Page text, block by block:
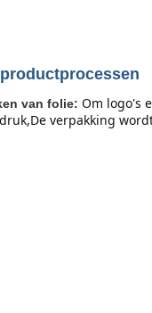
van folie: Om logo's
verpakking